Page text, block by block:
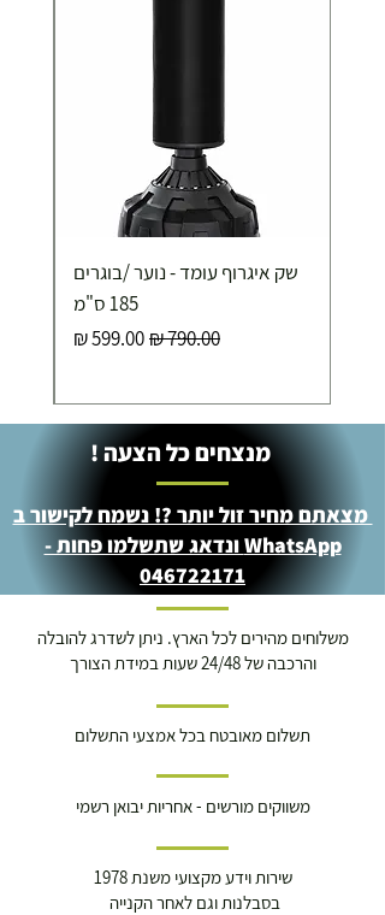
שק איגרוף עומד - נוער /בוגרים
185 ס"מ
מחיר רגילמחיר מבצע
מנצחים כל הצעה !
מצאתם מחיר זול יותר ?! נשמח לקישור ב
WhatsApp ונדאג שתשלמו פחות -
046722171
משלוחים מהירים לכל הארץ. ניתן לשדרג להובלה
והרכבה של 24/48 שעות במידת הצורך
תשלום מאובטח בכל אמצעי התשלום
משווקים מורשים - אחריות יבואן רשמי
שירות וידע מקצועי משנת 1978
בסבלנות וגם לאחר הקנייה